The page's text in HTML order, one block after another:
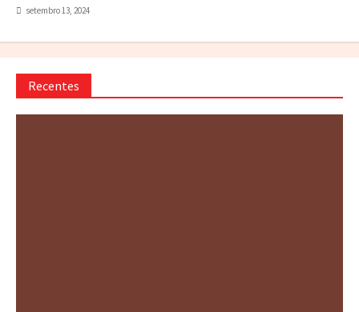
setembro 13, 2024
Recentes